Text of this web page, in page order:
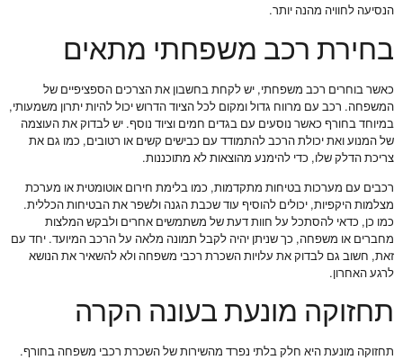
הנסיעה לחוויה מהנה יותר.
בחירת רכב משפחתי מתאים
כאשר בוחרים רכב משפחתי, יש לקחת בחשבון את הצרכים הספציפיים של
המשפחה. רכב עם מרווח גדול ומקום לכל הציוד הדרוש יכול להיות יתרון משמעותי,
במיוחד בחורף כאשר נוסעים עם בגדים חמים וציוד נוסף. יש לבדוק את העוצמה
של המנוע ואת יכולת הרכב להתמודד עם כבישים קשים או רטובים, כמו גם את
צריכת הדלק שלו, כדי להימנע מהוצאות לא מתוכננות.
רכבים עם מערכות בטיחות מתקדמות, כמו בלימת חירום אוטומטית או מערכת
מצלמות היקפיות, יכולים להוסיף עוד שכבת הגנה ולשפר את הבטיחות הכללית.
כמו כן, כדאי להסתכל על חוות דעת של משתמשים אחרים ולבקש המלצות
מחברים או משפחה, כך שניתן יהיה לקבל תמונה מלאה על הרכב המיועד. יחד עם
זאת, חשוב גם לבדוק את עלויות השכרת רכבי משפחה ולא להשאיר את הנושא
לרגע האחרון.
תחזוקה מונעת בעונה הקרה
תחזוקה מונעת היא חלק בלתי נפרד מהשירות של השכרת רכבי משפחה בחורף.